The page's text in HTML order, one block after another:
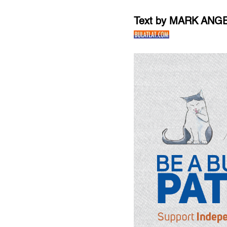
Text by MARK